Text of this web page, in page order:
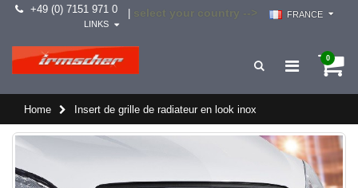
+49 (0) 7151 971 0 select your country -->
FRANCE
LINKS
0
Home Insert de grille de radiateur en look inox